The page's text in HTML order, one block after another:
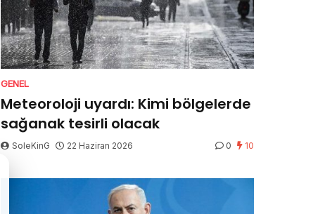
GENEL
Meteoroloji uyardı: Kimi bölgelerde
sağanak tesirli olacak
SoleKinG 22 Haziran 2026 0 10